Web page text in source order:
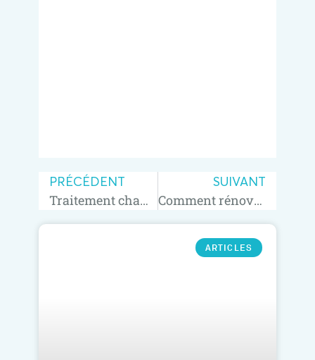
PRÉCÉDENT
Traitement champignons façade maison
SUIVANT
Comment rénover une façade en crépi ?
ARTICLES